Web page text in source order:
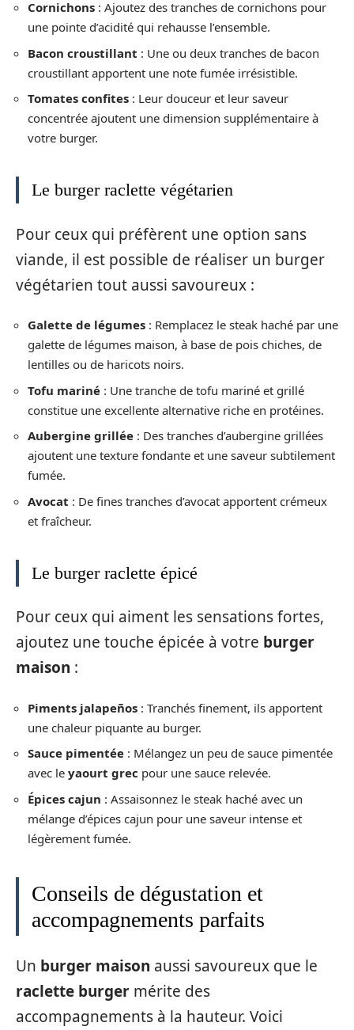
Cornichons : Ajoutez des tranches de cornichons pour
une pointe d’acidité qui rehausse l’ensemble.
Bacon croustillant : Une ou deux tranches de bacon
croustillant apportent une note fumée irrésistible.
Tomates confites : Leur douceur et leur saveur
concentrée ajoutent une dimension supplémentaire à
votre burger.
Le burger raclette végétarien
Pour ceux qui préfèrent une option sans
viande, il est possible de réaliser un burger
végétarien tout aussi savoureux :
Galette de légumes : Remplacez le steak haché par une
galette de légumes maison, à base de pois chiches, de
lentilles ou de haricots noirs.
Tofu mariné : Une tranche de tofu mariné et grillé
constitue une excellente alternative riche en protéines.
Aubergine grillée : Des tranches d’aubergine grillées
ajoutent une texture fondante et une saveur subtilement
fumée.
Avocat : De fines tranches d’avocat apportent crémeux
et fraîcheur.
Le burger raclette épicé
Pour ceux qui aiment les sensations fortes,
ajoutez une touche épicée à votre burger
maison :
Piments jalapeños : Tranchés finement, ils apportent
une chaleur piquante au burger.
Sauce pimentée : Mélangez un peu de sauce pimentée
avec le yaourt grec pour une sauce relevée.
Épices cajun : Assaisonnez le steak haché avec un
mélange d’épices cajun pour une saveur intense et
légèrement fumée.
Conseils de dégustation et
accompagnements parfaits
Un burger maison aussi savoureux que le
raclette burger mérite des
accompagnements à la hauteur. Voici